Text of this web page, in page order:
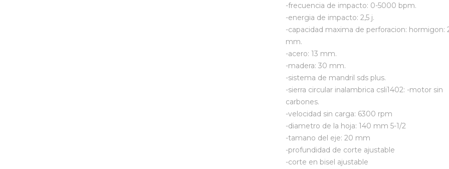
-frecuencia de impacto: 0-5000 bpm.
-energia de impacto: 2,5 j.
-capacidad maxima de perforacion: hormigon:
mm.
-acero: 13 mm.
-madera: 30 mm.
-sistema de mandril sds plus.
-sierra circular inalambrica csli1402: -motor sin
carbones.
-velocidad sin carga: 6300 rpm
-diametro de la hoja: 140 mm 5-1/2
-tamano del eje: 20 mm
-profundidad de corte ajustable
-corte en bisel ajustable